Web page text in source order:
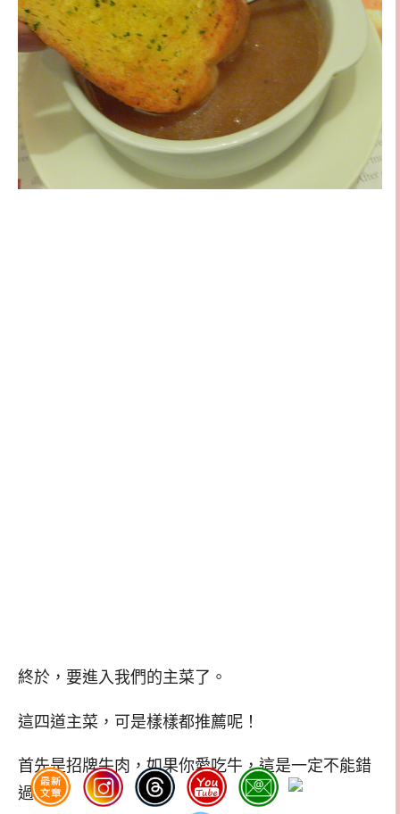
終於，要進入我們的主菜了。
這四道主菜，可是樣樣都推薦呢！
首先是招牌牛肉，如果你愛吃牛，這是一定不能錯
過的。